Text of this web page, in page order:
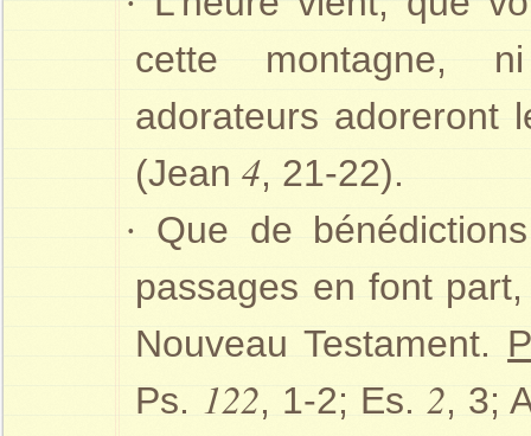
cette montagne,
adorateurs adoreront
(Jean4, 21-22).
· Que de
passages en font
Nouveau Testament.
Ps. 122, 1-2; Es. 2, 3;